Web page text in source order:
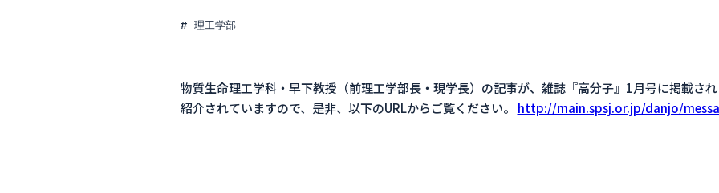
理工学部
物質生命理工学科・早下教授（前理工学部長・現学長）の記事が、雑誌『高分子』1月号に掲載さ
紹介されていますので、是非、以下のURLからご覧ください。 http://main.spsj.or.jp/danjo/